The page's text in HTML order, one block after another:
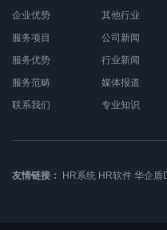
企业优势
服务项目
服务优势
服务范畴
联系我们
其他行业
公司新闻
行业新闻
媒体报道
专业知识
友情链接： HR系统 HR软件 华企盾